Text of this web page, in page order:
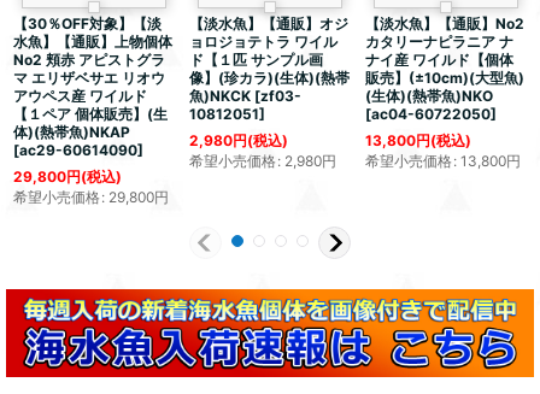
【30％OFF対象】【淡
水魚】【通販】上物個体
No2 頬赤 アピストグラ
マ エリザベサエ リオウ
アウペス産 ワイルド
【１ペア 個体販売】(生
体)(熱帯魚)NKAP
[ac29-60614090]
29,800円(税込)
希望小売価格: 29,800円
【淡水魚】【通販】オジ
ョロジョテトラ ワイル
ド【１匹 サンプル画
像】(珍カラ)(生体)(熱帯
魚)NKCK [zf03-
10812051]
2,980円(税込)
希望小売価格: 2,980円
【淡水魚】【通販】No2
カタリーナピラニア ナ
ナイ産 ワイルド【個体
販売】(±10cm)(大型魚)
(生体)(熱帯魚)NKO
[ac04-60722050]
13,800円(税込)
希望小売価格: 13,800円